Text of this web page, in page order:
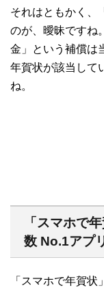
それはともかく、
のが、曖昧ですね
金」という補償は
年賀状が該当して
ね。
「スマホで
数 No.1アプ
「スマホで年賀